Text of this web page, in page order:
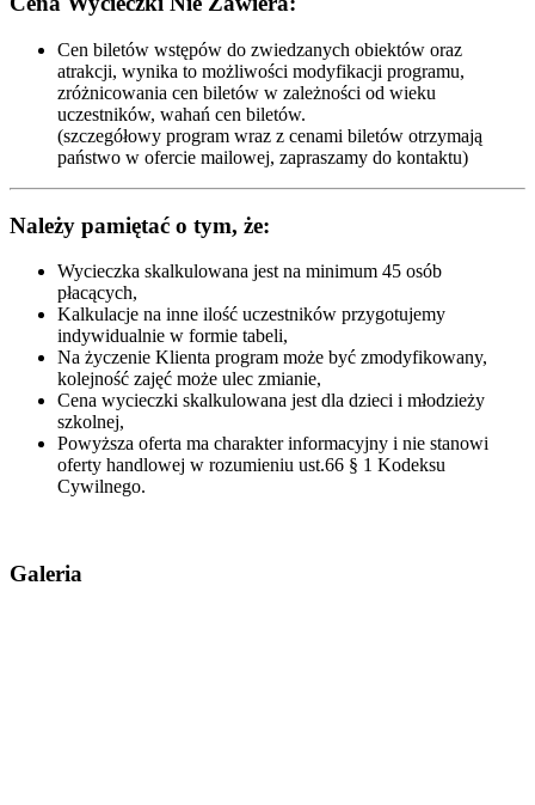
Cen biletów wstępów do zwiedzanych obiektów oraz
atrakcji, wynika to możliwości modyfikacji programu,
zróżnicowania cen biletów w zależności od wieku
uczestników, wahań cen biletów.
(szczegółowy program wraz z cenami biletów otrzymają
państwo w ofercie mailowej, zapraszamy do kontaktu)
Należy pamiętać o tym, że:
Wycieczka skalkulowana jest na minimum 45 osób
płacących,
Kalkulacje na inne ilość uczestników przygotujemy
indywidualnie w formie tabeli,
Na życzenie Klienta program może być zmodyfikowany,
kolejność zajęć może ulec zmianie,
Cena wycieczki skalkulowana jest dla dzieci i młodzieży
szkolnej,
Powyższa oferta ma charakter informacyjny i nie stanowi
oferty handlowej w rozumieniu ust.66 § 1 Kodeksu
Cywilnego.
Galeria